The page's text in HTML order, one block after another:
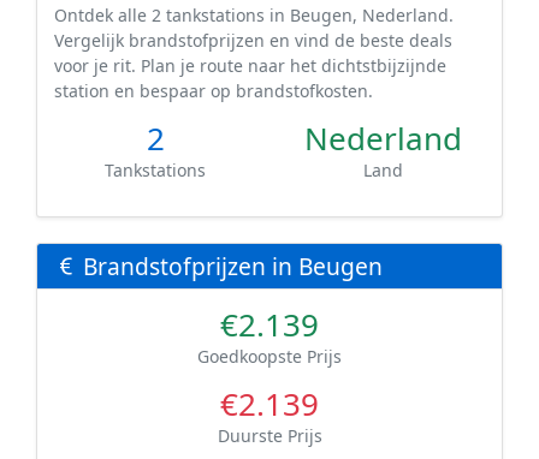
Ontdek alle 2 tankstations in Beugen, Nederland.
Vergelijk brandstofprijzen en vind de beste deals
voor je rit. Plan je route naar het dichtstbijzijnde
station en bespaar op brandstofkosten.
2
Tankstations
Nederland
Land
Brandstofprijzen in Beugen
€2.139
Goedkoopste Prijs
€2.139
Duurste Prijs